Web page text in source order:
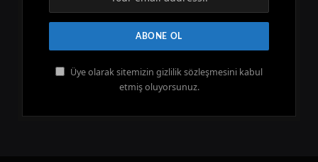
Üye olarak sitemizin gizlilik sözleşmesini kabul
etmiş oluyorsunuz.